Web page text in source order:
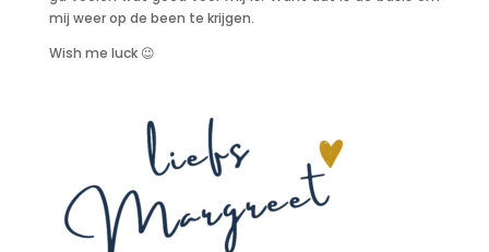
mij weer op de been te krijgen.
Wish me luck 😉